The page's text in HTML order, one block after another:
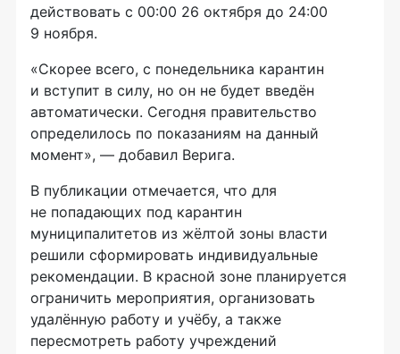
действовать с 00:00 26 октября до 24:00
9 ноября.
«Скорее всего, с понедельника карантин
и вступит в силу, но он не будет введён
автоматически. Сегодня правительство
определилось по показаниям на данный
момент», — добавил Верига.
В публикации отмечается, что для
не попадающих под карантин
муниципалитетов из жёлтой зоны власти
решили сформировать индивидуальные
рекомендации. В красной зоне планируется
ограничить мероприятия, организовать
удалённую работу и учёбу, а также
пересмотреть работу учреждений